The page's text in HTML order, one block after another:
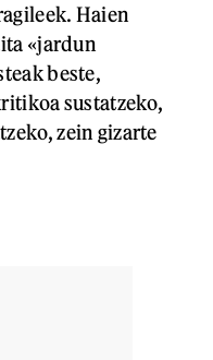
Haien
«jardun
beste,
sustatzeko,
zein gizarte